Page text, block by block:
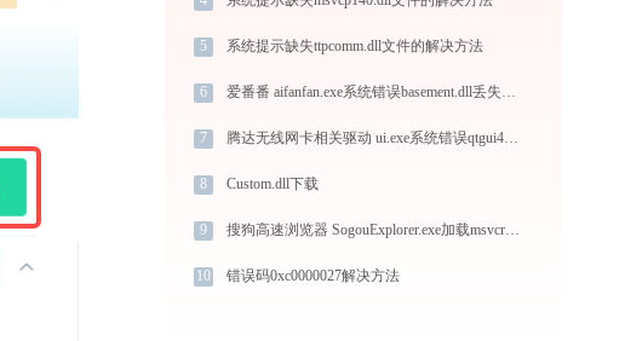
5 系统提示缺失ttpcomm.dll文件的解决方法
6 爱番番 aifanfan.exe系统错误basement.dll丢失如何解决
7 腾达无线网卡相关驱动 ui.exe系统错误qtgui4.dll丢失如何解决
8 Custom.dll下载
9 搜狗高速浏览器 SogouExplorer.exe加载msvcr100.dll文件丢失处理办法
10 错误码0xc0000027解决方法